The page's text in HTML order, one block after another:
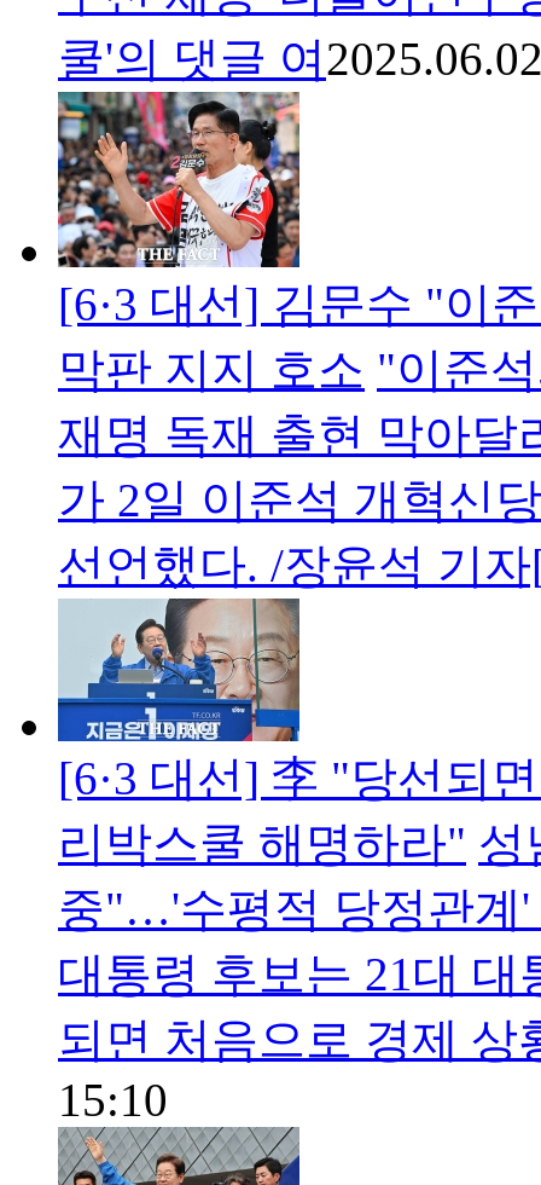
쿨'의 댓글 여
[6·3 대선] 김문수 "이
막판 지지 호소 "이준
재명 독재 출현 막아달
가 2일 이준석 개혁신
선언했다. /장윤석 기
[6·3 대선] 李 "당선되
리박스쿨 해명하라" 성
중"…'수평적 당정관계'
대통령 후보는 21대
되면 처음으로 경제 상
15:10